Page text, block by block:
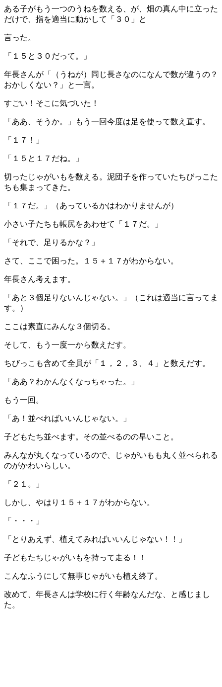
ある子がもう一つのうねを数える、が、畑の真ん中に立った
だけで、指を適当に動かして「３０」と
言った。
「１５と３０だって。」
年長さんが「（うねが）同じ長さなのになんで数が違うの？
おかしくない？」と一言。
すごい！そこに気づいた！
「ああ、そうか。」もう一回今度は足を使って数え直す。
「１７！」
「１５と１７だね。」
切ったじゃがいもを数える。泥団子を作っていたちびっこた
ちも集まってきた。
「１７だ。」（あっているかはわかりませんが）
小さい子たちも帳尻をあわせて「１７だ。」
「それで、足りるかな？」
さて、ここで困った。１５＋１７がわからない。
年長さん考えます。
「あと３個足りないんじゃない。」（これは適当に言ってま
す。）
ここは素直にみんな３個切る。
そして、もう一度一から数えだす。
ちびっこも含めて全員が「１，２，３、４」と数えだす。
「ああ？わかんなくなっちゃった。」
もう一回。
「あ！並べればいいんじゃない。」
子どもたち並べます。その並べるのの早いこと。
みんなが丸くなっているので、じゃがいもも丸く並べられる
のがかわいらしい。
「２１。」
しかし、やはり１５＋１７がわからない。
「・・・」
「とりあえず、植えてみればいいんじゃない！！」
子どもたちじゃがいもを持って走る！！
こんなふうにして無事じゃがいも植え終了。
改めて、年長さんは学校に行く年齢なんだな、と感じまし
た。